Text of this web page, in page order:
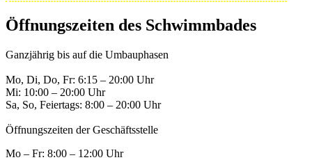
Öffnungszeiten des Schwimmbades
Ganzjährig bis auf die Umbauphasen
Mo, Di, Do, Fr: 6:15 – 20:00 Uhr
Mi: 10:00 – 20:00 Uhr
Sa, So, Feiertags: 8:00 – 20:00 Uhr
Öffnungszeiten der Geschäftsstelle
Mo – Fr: 8:00 – 12:00 Uhr